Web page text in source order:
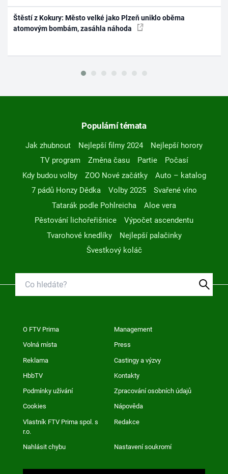
Štěstí z Kokury: Město velké jako Plzeň uniklo oběma
atomovým bombám, zasáhla náhoda
Populární témata
Jak zhubnout Nejlepší filmy 2024
Nejlepší horory
TV program
Změna času Partie
Počasí
Kdy budou volby
ZOO Nové začátky
Auto – katalog
7 pádů Honzy Dědka
Volby 2025
Svařené víno
Tatarák podle Pohlreicha
Aloe vera
Pěstování lichořeřišnice
Výpočet ascendentu
Tvarohové knedlíky
Nejlepší palačinky
Švestkový koláč
O FTV Prima Management
Volná místa Press
Reklama Castingy a výzvy
HbbTV Kontakty
Podmínky užívání Zpracování osobních údajů
Cookies Nápověda
Vlastník FTV Prima spol. s
r.o.
Redakce
Nahlásit chybu Nastavení soukromí